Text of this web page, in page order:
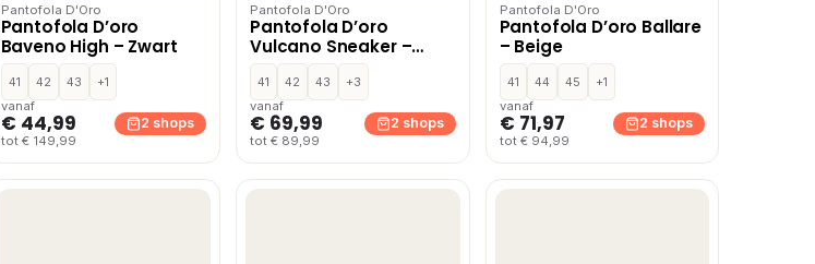
Pantofola D'Oro
Pantofola D’oro
Baveno High – Zwart
41 42 43
+1
vanaf
€ 44,99
tot € 149,99
2 shops
Pantofola D'Oro
Pantofola D’oro
Vulcano Sneaker –
Blauw
41 42 43
+3
vanaf
€ 69,99
tot € 89,99
2 shops
Pantofola D'Oro
Pantofola D’oro Ballare
– Beige
41 44 45
+1
vanaf
€ 71,97
tot € 94,99
2 shops